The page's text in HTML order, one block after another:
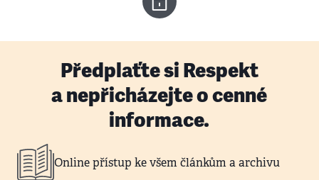
Předplaťte si Respekt
a nepřicházejte o cenné
informace.
Online přístup ke všem článkům a archivu